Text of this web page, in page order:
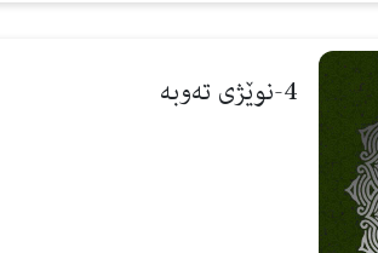
4-نوێژی تەوبه